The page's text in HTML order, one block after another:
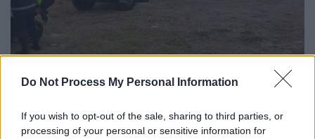
Do Not Process My Personal Information
If you wish to opt-out of the sale, sharing to third parties, or
processing of your personal or sensitive information for
συντονισμού